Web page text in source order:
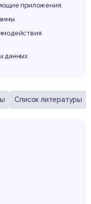
Список литературы
приложения:
данных